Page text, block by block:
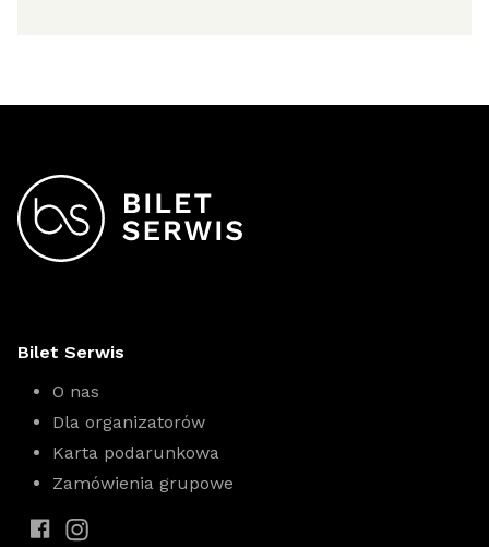
Bilet Serwis
O nas
Dla organizatorów
Karta podarunkowa
Zamówienia grupowe